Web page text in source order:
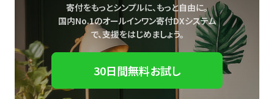
寄付をもっとシンプルに、もっと自由に。
国内No.1のオールインワン寄付DXシステム
で、支援をはじめましょう。
30日間無料お試し